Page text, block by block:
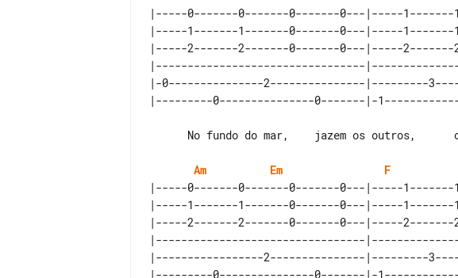
|-----0-------0-------0-------0---|-----
|-----1-------1-------0-------0---|-----
|-----2-------2-------0-------0---|-----
|---------------------------------
|-0---------------2---------------|---------
Am Em F
|-----0-------0-------0-------0---|-----
|-----1-------1-------0-------0---|-----
|-----2-------2-------0-------0---|-----
|---------------------------------
|-----------------2---------------|---------